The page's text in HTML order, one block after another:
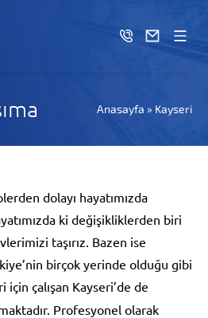
Anasayfa » Kayseri
dolayı hayatımızda
ki değişikliklerden biri
taşırız. Bazen ise
birçok yerinde olduğu gibi
için çalışan Kayseri’de de
Profesyonel olarak